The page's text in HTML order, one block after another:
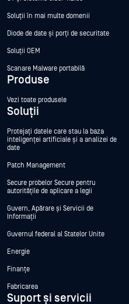
Soluții în mai multe domenii
Diode de date și porți de securitate
Soluții OEM
Scanare Malware portabilă
Produse
Vezi toate produsele
Soluții
Protejați datele care stau la baza
inteligenței artificiale și a analizei de
date
Patch Management
Secure probelor Secure pentru
autoritățile de aplicare a legii
Guvern, Apărare și Servicii de
Informații
Guvernul federal al Statelor Unite
Energie
Finanțe
Fabricarea
Suport și servicii